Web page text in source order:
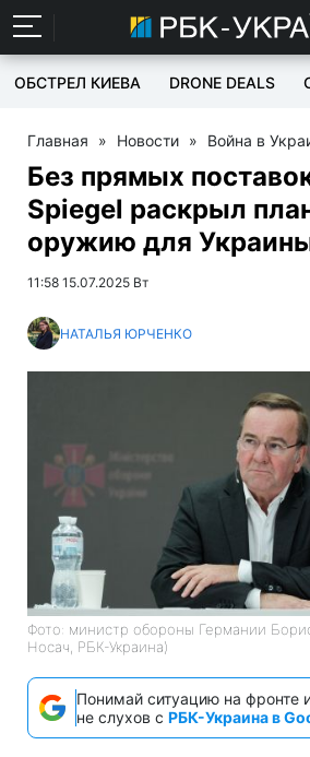
ОБСТРЕЛ КИЕВА DRONE DEALS
Главная » Новости » Война в
Без прямых
Spiegel раскрыл
оружию для
11:58 15.07.2025 Вт
НАТАЛЬЯ ЮРЧЕНКО
Фото: министр обороны Германии
Носач, РБК-Украина)
Понимай ситуацию на фронте
не слухов с РБК-Украина в